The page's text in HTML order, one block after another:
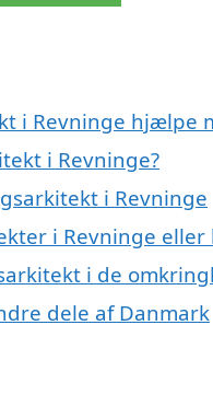
i Revninge hjælpe
i Revninge?
i Revninge
i Revninge
i de
dele af Danmark